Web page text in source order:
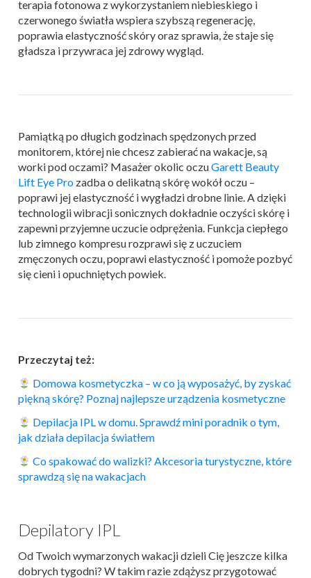
terapia fotonowa z wykorzystaniem niebieskiego i
czerwonego światła wspiera szybszą regenerację,
poprawia elastyczność skóry oraz sprawia, że staje się
gładsza i przywraca jej zdrowy wygląd.
Pamiątką po długich godzinach spędzonych przed
monitorem, której nie chcesz zabierać na wakacje, są
worki pod oczami? Masażer okolic oczuGarett Beauty
Lift Eye Pro zadba o delikatną skórę wokół oczu –
poprawi jej elastyczność i wygładzi drobne linie. A dzięki
technologii wibracji sonicznych dokładnie oczyści skórę i
zapewni przyjemne uczucie odprężenia. Funkcja ciepłego
lub zimnego kompresu rozprawi się z uczuciem
zmęczonych oczu, poprawi elastyczność i pomoże pozbyć
się cieni i opuchniętych powiek.
Przeczytaj też:
Domowa kosmetyczka – w co ją wyposażyć, by zyskać
piękną skórę? Poznaj najlepsze urządzenia kosmetyczne
Depilacja IPL w domu. Sprawdź mini poradnik o tym,
jak działa depilacja światłem
Co spakować do walizki? Akcesoria turystyczne, które
sprawdzą się na wakacjach
Depilatory IPL
Od Twoich wymarzonych wakacji dzieli Cię jeszcze kilka
dobrych tygodni? W takim razie zdążysz przygotować